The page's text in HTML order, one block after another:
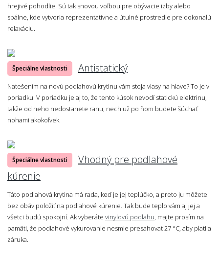
hrejivé pohodlie. Sú tak snovou voľbou pre obývacie izby alebo
spálne, kde vytvoria reprezentatívne a útulné prostredie pre dokonalú
relaxáciu.
Špeciálne vlastnosti Antistatický
Natešením na novú podlahovú krytinu vám stoja vlasy na hlave? To je v
poriadku. V poriadku je aj to, že tento kúsok nevodí statickú elektrinu,
takže od neho nedostanete ranu, nech už po ňom budete šúchať
nohami akokoľvek.
Špeciálne vlastnosti
Vhodný pre podlahové
kúrenie
Táto podlahová krytina má rada, keď je jej teplúčko, a preto ju môžete
bez obáv položiť na podlahové kúrenie. Tak bude teplo vám aj jej a
všetci budú spokojní. Ak vyberáte vinylovú podlahu , majte prosím na
pamäti, že podlahové vykurovanie nesmie presahovať 27 °C, aby platila
záruka.